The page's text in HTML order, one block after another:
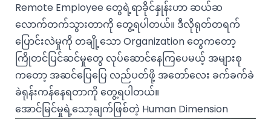
Remote Employee တွေရဲ့ရာခိုင်နှုန်းဟာ ဆယ်ဆ
လောက်တက်သွားတာကို တွေ့ရပါတယ်။ ဒီလိုရုတ်တရက်
ပြောင်းလဲမှုကို တချို့သော Organization တွေကတော့
ကြိုတင်ပြင်ဆင်မှုတွေ လုပ်ဆောင်နေကြပေမယ့် အများစု
ကတော့ အဆင်ပြေပြေ လည်ပတ်ဖို့ အတော်လေး ခက်ခက်ခဲ
ခဲရုန်းကန်နေရတာကို တွေ့ရပါတယ်။
အောင်မြင်မှုရဲ့သော့ချက်ဖြစ်တဲ့ Human Dimension